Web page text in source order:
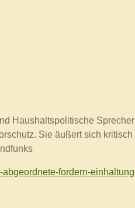
Haushaltspolitische
Sie äußert sich kritisch
fordern-